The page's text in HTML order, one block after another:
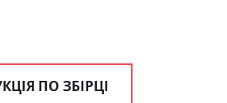
ламінована ДСП з МДФ
ПО ЗБІРЦІ